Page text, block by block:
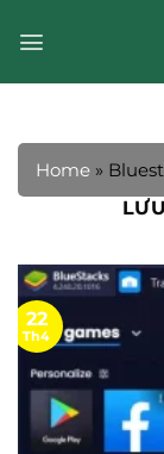
qua
Home »
22
Th4